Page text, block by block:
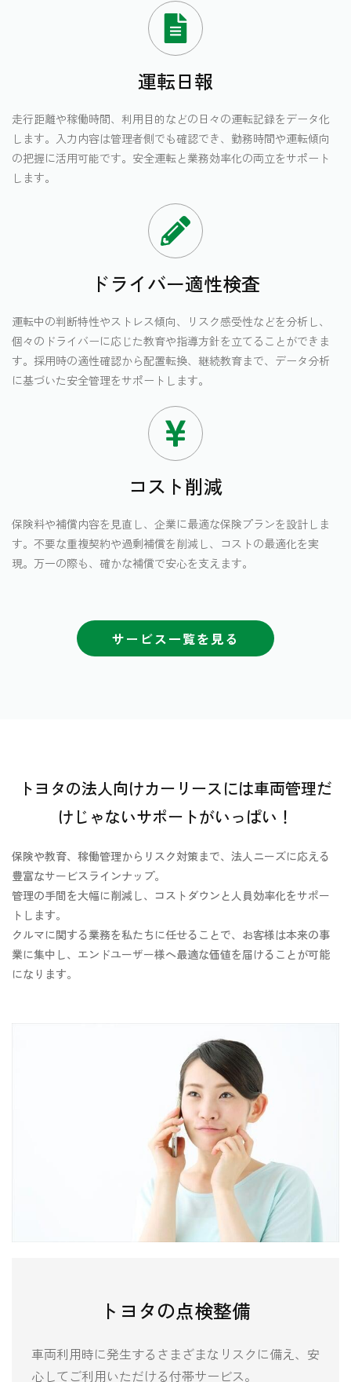
運転日報
走行距離や稼働時間、利用目的などの日々の運転記録をデータ化
します。入力内容は管理者側でも確認でき、勤務時間や運転傾向
の把握に活用可能です。安全運転と業務効率化の両立をサポート
します。
ドライバー適性検査
運転中の判断特性やストレス傾向、リスク感受性などを分析し、
個々のドライバーに応じた教育や指導方針を立てることができま
す。採用時の適性確認から配置転換、継続教育まで、データ分析
に基づいた安全管理をサポートします。
コスト削減
保険料や補償内容を見直し、企業に最適な保険プランを設計しま
す。不要な重複契約や過剰補償を削減し、コストの最適化を実
現。万一の際も、確かな補償で安心を支えます。
サービス一覧を見る
トヨタの法人向けカーリースには車両管理だ
けじゃないサポートがいっぱい！
保険や教育、稼働管理からリスク対策まで、法人ニーズに応える
豊富なサービスラインナップ。
管理の手間を大幅に削減し、コストダウンと人員効率化をサポー
トします。
クルマに関する業務を私たちに任せることで、お客様は本来の事
業に集中し、エンドユーザー様へ最適な価値を届けることが可能
になります。
トヨタの点検整備
車両利用時に発生するさまざまなリスクに備え、安
心してご利用いただける付帯サービス。